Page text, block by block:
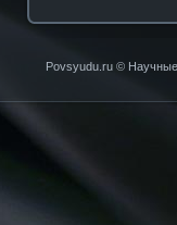
Povsyudu.ru © Научные